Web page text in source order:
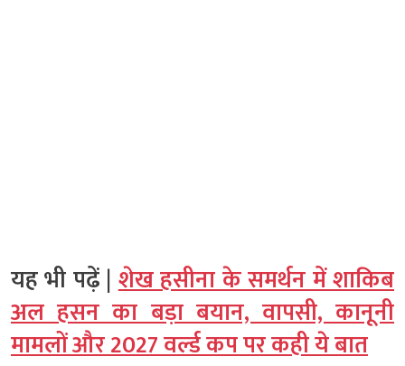
यह भी पढ़ें |शेख हसीना के समर्थन में शाकिब
अल हसन का बड़ा बयान, वापसी, कानूनी
मामलों और 2027 वर्ल्ड कप पर कही ये बात